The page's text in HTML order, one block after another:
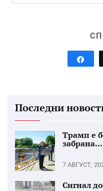
Последни
Трамп е
забрана...
7 АВГУСТ,
Сигнал